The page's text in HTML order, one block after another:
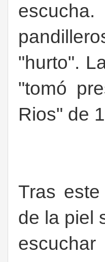
"hurto".
"tomó
Rios" de
Tras
de la piel